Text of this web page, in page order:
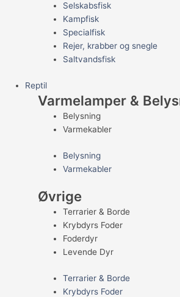
Selskabsfisk
Kampfisk
Specialfisk
Rejer, krabber og snegle
Saltvandsfisk
Reptil
Varmelamper &
Belysning
Varmekabler
Belysning
Varmekabler
Øvrige
Terrarier & Borde
Krybdyrs Foder
Foderdyr
Levende Dyr
Terrarier & Borde
Krybdyrs Foder